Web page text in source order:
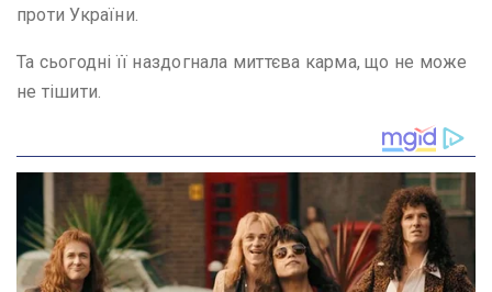
проти України.
Та сьогодні її наздогнала миттєва карма, що не може
не тішити.